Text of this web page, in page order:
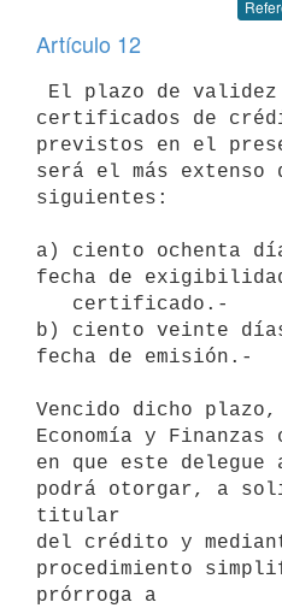
Artículo 12
certificados de
previstos en el
será el más extenso
siguientes:
a) ciento ochenta
fecha de
b) ciento veinte
fecha de emisión.-
Vencido dicho
Economía y Finanzas
en que este delegue
podrá otorgar, a
titular
del crédito y
procedimiento
prórroga a